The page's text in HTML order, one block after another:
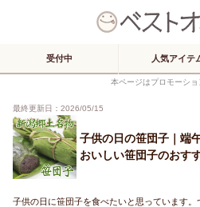
受付中 人気アイテ
本ページはプロモーシ
最終更新日：2026/05/15
子供の日の笹団子｜端
おいしい笹団子のおす
子供の日に笹団子を食べたいと思っています